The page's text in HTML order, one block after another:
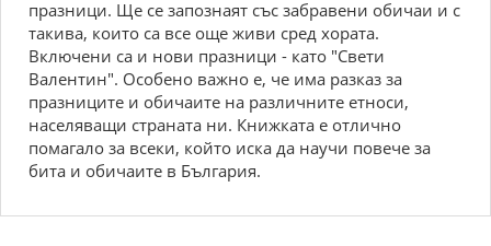
празници. Ще се запознаят със забравени обичаи и с
такива, които са все още живи сред хората.
Включени са и нови празници - като "Свети
Валентин". Особено важно е, че има разказ за
празниците и обичаите на различните етноси,
населяващи страната ни. Книжката е отлично
помагало за всеки, който иска да научи повече за
бита и обичаите в България.